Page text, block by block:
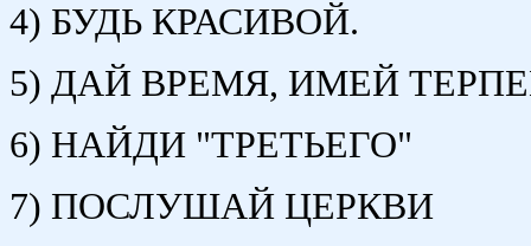
4) БУДЬ КРАСИВОЙ.
5) ДАЙ ВРЕМЯ, ИМЕЙ
6) НАЙДИ "ТРЕТЬЕГО"
7) ПОСЛУШАЙ ЦЕРКВИ